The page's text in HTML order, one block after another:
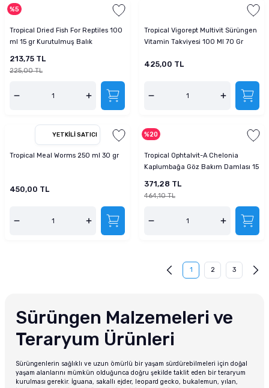
%5
Tropical Dried Fish For Reptiles 100
ml 15 gr Kurutulmuş Balık
213,75 TL
225,00 TL
Tropical Vigorept Multivit Sürüngen
Vitamin Takviyesi 100 Ml 70 Gr
425,00 TL
YETKILI SATICI
Tropical Meal Worms 250 ml 30 gr
450,00 TL
%20
Tropical Ophtalvit-A Chelonia
Kaplumbağa Göz Bakım Damlası 15
371,28 TL
464,10 TL
1 2 3
Sürüngen Malzemeleri ve
Teraryum Ürünleri
Sürüngenlerin sağlıklı ve uzun ömürlü bir yaşam sürdürebilmeleri için doğal
yaşam alanlarını mümkün olduğunca doğru şekilde taklit eden bir teraryum
kurulması gerekir. İguana, sakallı ejder, leopard gecko, bukalemun, yılan,